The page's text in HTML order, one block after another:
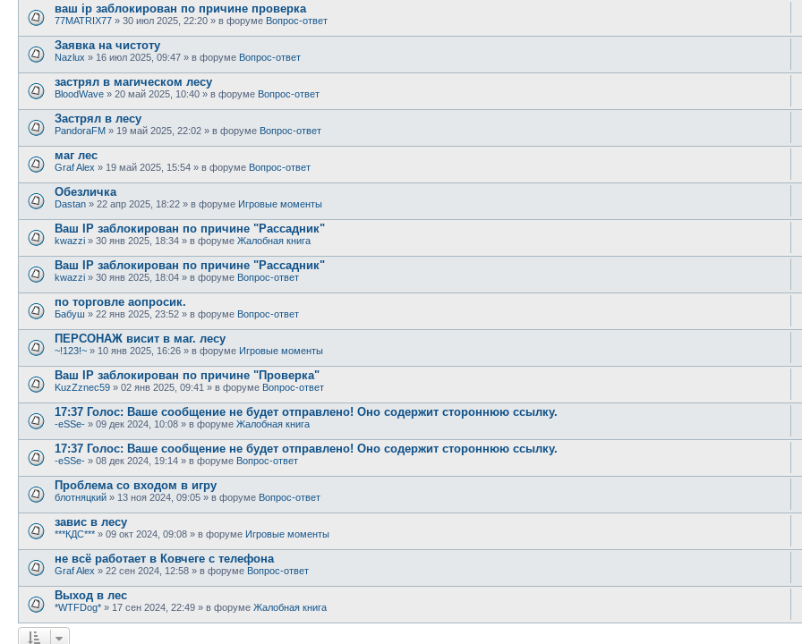
ваш ip заблокирован по причине проверка
77MATRIX77 » 30 июл 2025, 22:20 » в форуме Вопрос-ответ
Заявка на чистоту
Nazlux » 16 июл 2025, 09:47 » в форуме Вопрос-ответ
застрял в магическом лесу
BloodWave » 20 май 2025, 10:40 » в форуме Вопрос-ответ
Застрял в лесу
PandoraFM » 19 май 2025, 22:02 » в форуме Вопрос-ответ
маг лес
Graf Alex » 19 май 2025, 15:54 » в форуме Вопрос-ответ
Обезличка
Dastan » 22 апр 2025, 18:22 » в форуме Игровые моменты
Ваш IP заблокирован по причине "Рассадник"
kwazzi » 30 янв 2025, 18:34 » в форуме Жалобная книга
Ваш IP заблокирован по причине "Рассадник"
kwazzi » 30 янв 2025, 18:04 » в форуме Вопрос-ответ
по торговле аопросик.
Бабуш » 22 янв 2025, 23:52 » в форуме Вопрос-ответ
ПЕРСОНАЖ висит в маг. лесу
~!123!~ » 10 янв 2025, 16:26 » в форуме Игровые моменты
Ваш IP заблокирован по причине "Проверка"
KuzZznec59 » 02 янв 2025, 09:41 » в форуме Вопрос-ответ
17:37 Голос: Ваше сообщение не будет отправлено! Оно содержит стороннюю ссылку.
-eSSe- » 09 дек 2024, 10:08 » в форуме Жалобная книга
17:37 Голос: Ваше сообщение не будет отправлено! Оно содержит стороннюю ссылку.
-eSSe- » 08 дек 2024, 19:14 » в форуме Вопрос-ответ
Проблема со входом в игру
блотняцкий » 13 ноя 2024, 09:05 » в форуме Вопрос-ответ
завис в лесу
***КДС*** » 09 окт 2024, 09:08 » в форуме Игровые моменты
не всё работает в Ковчеге с телефона
Graf Alex » 22 сен 2024, 12:58 » в форуме Вопрос-ответ
Выход в лес
*WTFDog* » 17 сен 2024, 22:49 » в форуме Жалобная книга